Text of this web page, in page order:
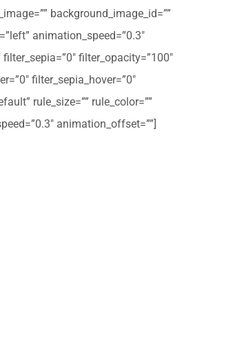
background_image_id=””
animation_speed=”0.3″
filter_opacity=”100″
filter_sepia_hover=”0″
rule_size=”” rule_color=””
animation_offset=””]